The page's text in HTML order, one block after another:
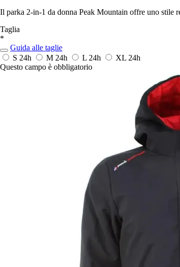
Il parka 2-in-1 da donna Peak Mountain offre uno stile
Taglia
*
Guida alle taglie
S 24h M 24h L 24h XL 24h
Questo campo è obbligatorio